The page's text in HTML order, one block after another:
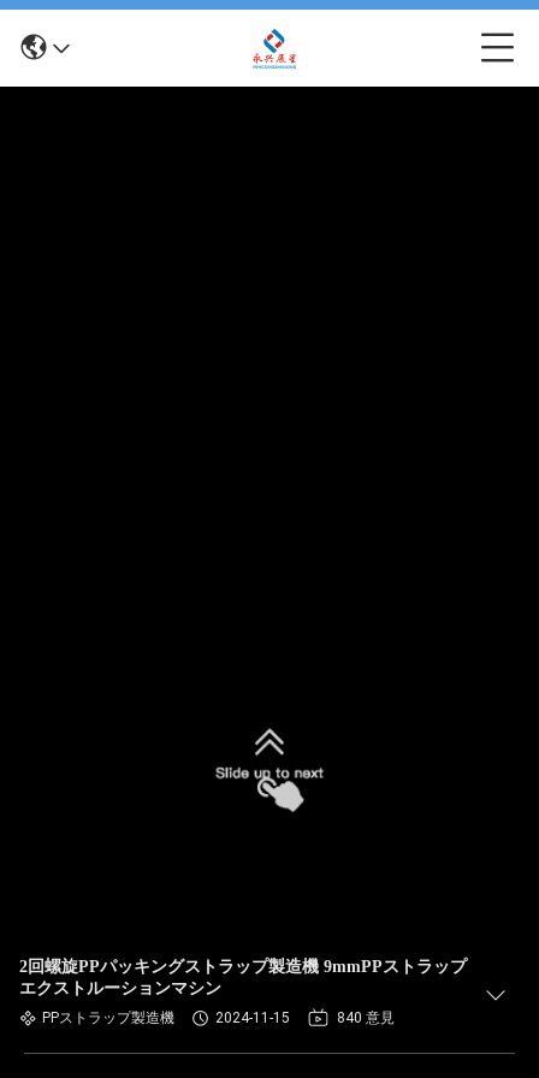
2回螺旋PPパッキングストラップ製造機 9mmPPストラップ
エクストルーションマシン
PPストラップ製造機 2024-11-15 840 意見